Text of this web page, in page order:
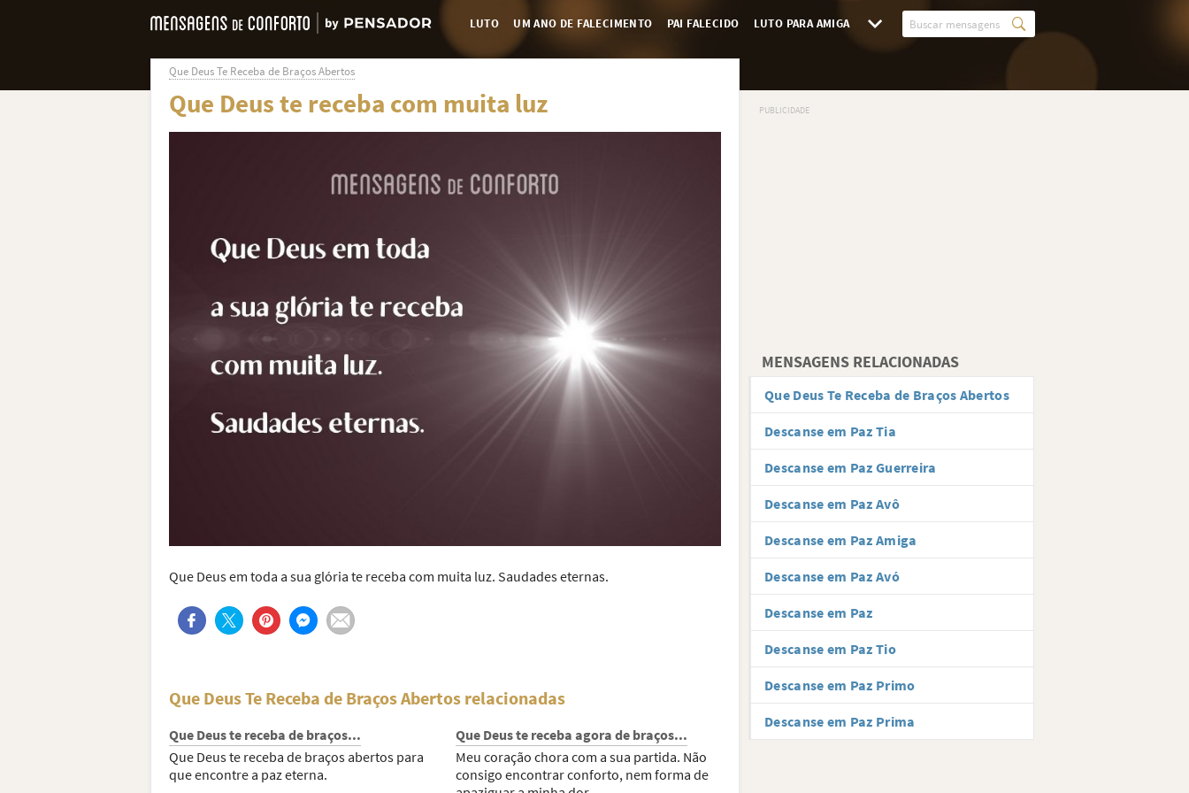
LUTO UM ANO DE FALECIMENTO PAI FALECIDO LUTO PARA AMIGA
Que Deus Te Receba de Braços Abertos
Que Deus te receba com muita luz
Que Deus em toda a sua glória te receba com muita luz. Saudades eternas.
Que Deus Te Receba de Braços Abertos relacionadas
Que Deus te receba de braços...
Que Deus te receba de braços abertos para
que encontre a paz eterna.
Que Deus te receba agora de braços...
Meu coração chora com a sua partida. Não
consigo encontrar conforto, nem forma de
MENSAGENS RELACIONADAS
Que Deus Te Receba de Braços Abertos
Descanse em Paz Tia
Descanse em Paz Guerreira
Descanse em Paz Avô
Descanse em Paz Amiga
Descanse em Paz Avó
Descanse em Paz
Descanse em Paz Tio
Descanse em Paz Primo
Descanse em Paz Prima